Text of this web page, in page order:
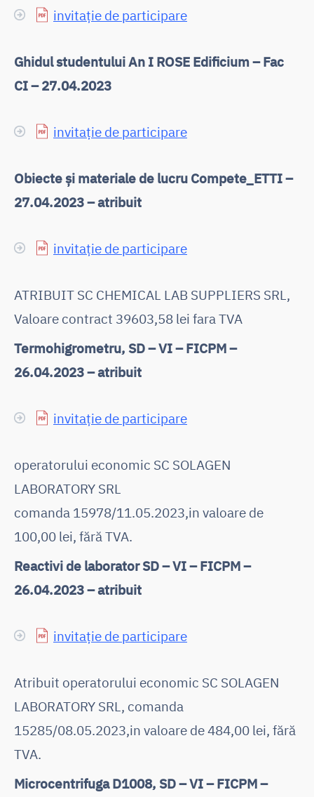
invitație de participare
Ghidul studentului An I ROSE Edificium – Fac
CI – 27.04.2023
invitație de participare
Obiecte și materiale de lucru Compete_ETTI –
27.04.2023 – atribuit
invitație de participare
ATRIBUIT SC CHEMICAL LAB SUPPLIERS SRL,
Valoare contract 39603,58 lei fara TVA
Termohigrometru, SD – VI – FICPM –
26.04.2023 – atribuit
invitație de participare
operatorului economic SC SOLAGEN
LABORATORY SRL
comanda 15978/11.05.2023,in valoare de
100,00 lei, fără TVA.
Reactivi de laborator SD – VI – FICPM –
26.04.2023 – atribuit
invitație de participare
Atribuit operatorului economic SC SOLAGEN
LABORATORY SRL, comanda
15285/08.05.2023,in valoare de 484,00 lei, fără
TVA.
Microcentrifuga D1008, SD – VI – FICPM –